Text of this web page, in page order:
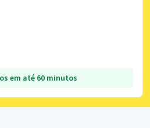
em até 60 minutos